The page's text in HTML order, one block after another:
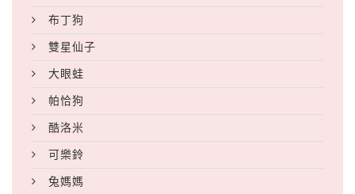
布丁狗
雙星仙子
大眼蛙
帕恰狗
酷洛米
可樂鈴
兔媽媽